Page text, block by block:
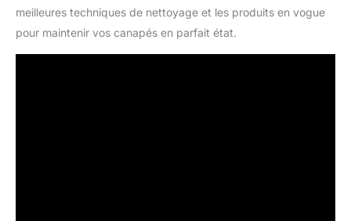
meilleures techniques de nettoyage et les produits en vogue
pour maintenir vos canapés en parfait état.